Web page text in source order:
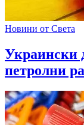
Новини от Света
Украински
петролни